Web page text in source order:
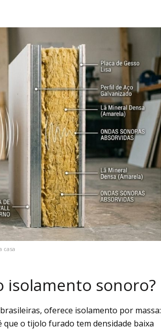
casa
isolamento sonoro?
oferece isolamento por massa:
que o tijolo furado tem densidade baixa